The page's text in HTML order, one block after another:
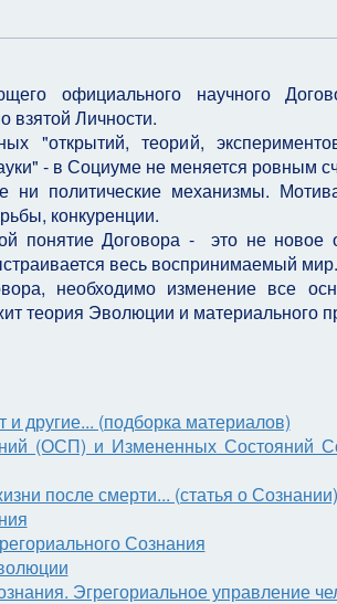
официального научного
взятой Личности.
"открытий, теорий,
- в Социуме не меняется ровным
ни политические механизмы.
конкуренции.
понятие Договора - это не новое
весь воспринимаемый мир.
необходимо изменение все
теория Эволюции и материального
другие... (подборка материалов)
(ОСП) и Измененных Состояний
после смерти... (статья о Сознании)
Сознания
Эгрегориальное управление